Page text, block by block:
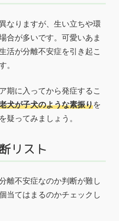
なりますが、生い立ちや環
合が多いです。可愛いあま
活が分離不安症を引き起こ
。
期に入ってから発症するこ
犬が子犬のような素振りを
疑ってみましょう。
リスト
離不安症なのか判断が難し
当てはまるのかチェックし